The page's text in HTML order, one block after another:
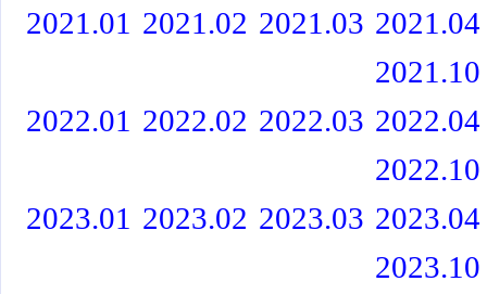
2021.01 2021.02 2021.03 2021.04
2021.10
2022.01 2022.02 2022.03 2022.04
2022.10
2023.01 2023.02 2023.03 2023.04
2023.10